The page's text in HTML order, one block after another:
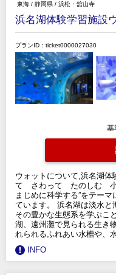
東海 / 静岡県 / 浜松・舘山寺
浜名湖体験学習施設
プランID：ticket0000027030
基
ウォットについて,浜名湖
て さわって たのしむ 小
まじめに科学する”をテー
ています。 浜名湖は淡水と
その豊かな生態系を学ぶこ
湖、遠州灘で見られる生き
れられるふれあい水槽や、
INFO